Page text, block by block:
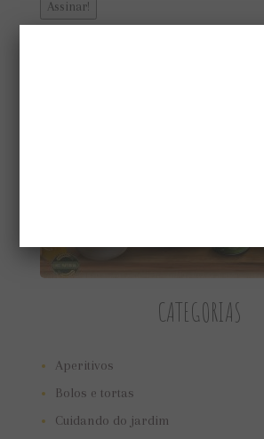
CATEGORIAS
Aperitivos
Bolos e tortas
Cuidando do jardim